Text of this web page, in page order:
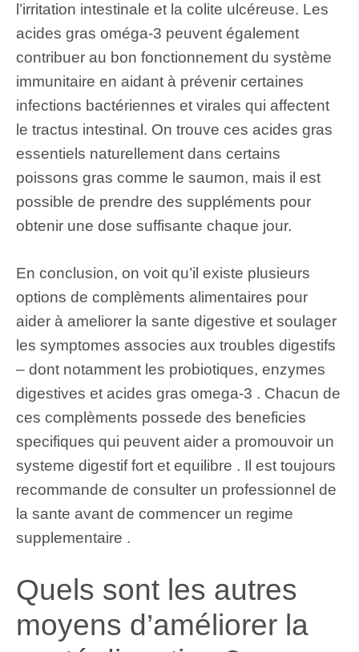
l’irritation intestinale et la colite ulcéreuse. Les
acides gras oméga-3 peuvent également
contribuer au bon fonctionnement du système
immunitaire en aidant à prévenir certaines
infections bactériennes et virales qui affectent
le tractus intestinal. On trouve ces acides gras
essentiels naturellement dans certains
poissons gras comme le saumon, mais il est
possible de prendre des suppléments pour
obtenir une dose suffisante chaque jour.
En conclusion, on voit qu’il existe plusieurs
options de complèments alimentaires pour
aider à ameliorer la sante digestive et soulager
les symptomes associes aux troubles digestifs
– dont notamment les probiotiques, enzymes
digestives et acides gras omega-3 . Chacun de
ces complèments possede des beneficies
specifiques qui peuvent aider a promouvoir un
systeme digestif fort et equilibre . Il est toujours
recommande de consulter un professionnel de
la sante avant de commencer un regime
supplementaire .
Quels sont les autres
moyens d’améliorer la